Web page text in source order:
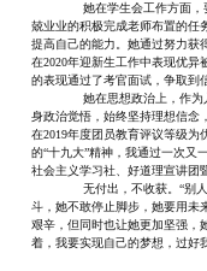
她在学生会工作方面
兢业业的积极完成老师布置的任
提高自己的能力。她通过努力获
在2020年迎新生工作中表现优异
的表现通过了考官面试，争取到
她在思想政治上，作
身政治觉悟，始终坚持理想信念
在2019年度团员教育评议等级为
的“十九大”精神，我通过一次又
社会主义学习社、好道理宣讲团
无付出，不收获。“别
斗，她不敢停止脚步，她要用未
艰辛，但同时也让她更加坚强，
着，我要实现自己的梦想，过好